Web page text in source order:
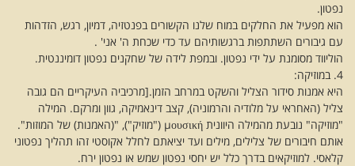
נפטון.
הוא מפעיל את החלקים במוח שלנו הקשורים בפנטזיה, דמיון, רגש, הזדהות
עם גיבורים השתתפות ברגשותיהם עד כדי שכחת ה' אני' .
הוליווד מסומנת על ידי נפטון. ובמפת לידה של שחקנים נפטון דומיננטית.
4. במוזיקה:
היא אמנות סידור הצליל והשקט במרחב הזמן.[מרכיביה העיקריים הם גובה
צליל (האחראי על מלודיה והרמוניה), קצב דינאמיקה, גוון ומרקם. המילה
"מוזיקה" נובעת מהמילה היוונית μουσική ("מוזיק"), "(האמנות) של המוזות".
אותם חיבורים של צלילים, מילים ועד יציאתם לחלל אקוסטי זהו תהליך נפטוני
קלאסי. למוזיקאים בדרך כלל יש יחסי נפטון שמש או נפטון ירח.